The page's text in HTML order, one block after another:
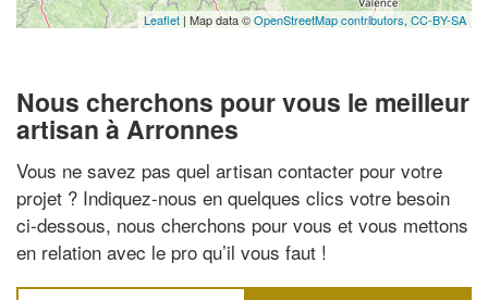
Leaflet | Map data ©OpenStreetMap contributors, CC-BY-SA
Nous cherchons pour vous le meilleur
artisan à Arronnes
Vous ne savez pas quel artisan contacter pour votre
projet ? Indiquez-nous en quelques clics votre besoin
ci-dessous, nous cherchons pour vous et vous mettons
en relation avec le pro qu’il vous faut !